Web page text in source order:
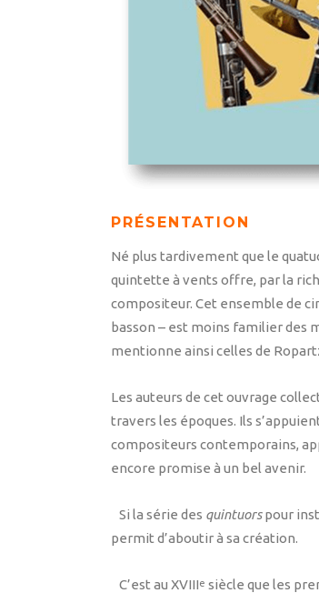
PRÉSENTATION
Né plus tardivement que le
quintette à vents offre, par la
compositeur. Cet ensemble de
basson – est moins familier des
mentionne ainsi celles de
Les auteurs de cet ouvrage
travers les époques. Ils
compositeurs contemporains,
encore promise à un bel avenir.
Si la série des quintuorspour
permit d’aboutir à sa création.
C’est au XVIIIe siècle que les